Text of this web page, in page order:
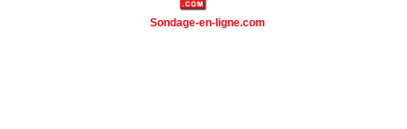
Sondage-en-ligne.com